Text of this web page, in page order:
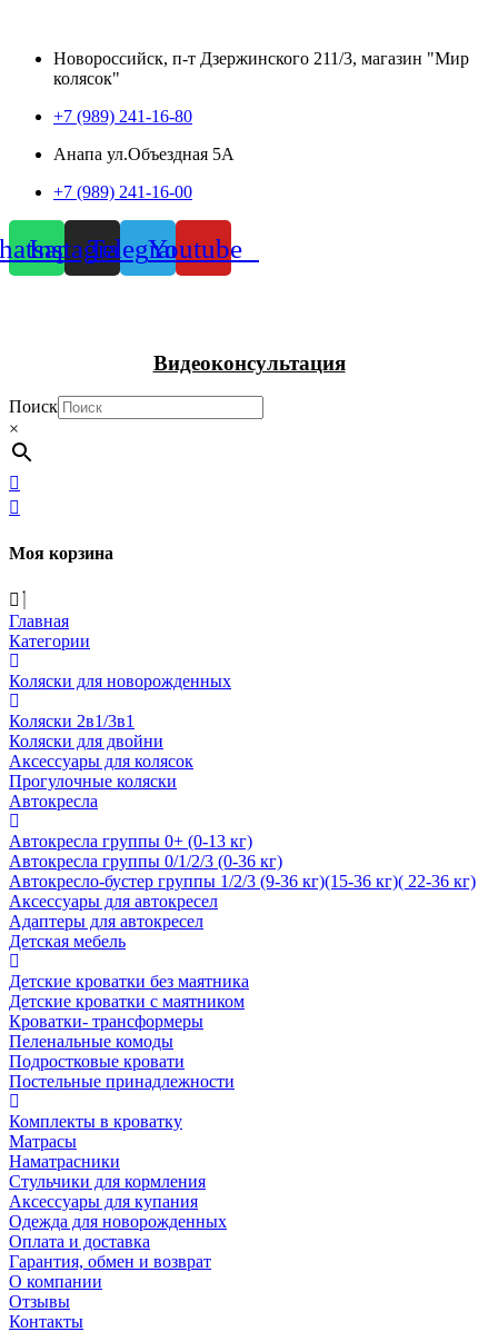
Новороссийск, п-т Дзержинского 211/3, магазин "Мир
колясок"
+7 (989) 241-16-80
Анапа ул.Объездная 5А
+7 (989) 241-16-00
InstagramTelegramYoutube
Видеоконсультация
Поиск
×
Моя корзина
Главная
Категории
Коляски для новорожденных
Коляски 2в1/3в1
Коляски для двойни
Аксессуары для колясок
Прогулочные коляски
Автокресла
Автокресла группы 0+ (0-13 кг)
Автокресла группы 0/1/2/3 (0-36 кг)
Автокресло-бустер группы 1/2/3 (9-36 кг)(15-36 кг)( 22-36 кг)
Аксессуары для автокресел
Адаптеры для автокресел
Детская мебель
Детские кроватки без маятника
Детские кроватки с маятником
Кроватки- трансформеры
Пеленальные комоды
Подростковые кровати
Постельные принадлежности
Комплекты в кроватку
Матрасы
Наматрасники
Стульчики для кормления
Аксессуары для купания
Одежда для новорожденных
Оплата и доставка
Гарантия, обмен и возврат
О компании
Отзывы
Контакты